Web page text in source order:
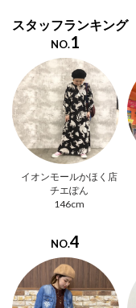
スタッフランキング
NO.1
イオンモールかほく店
チエぽん
146cm
NO.4